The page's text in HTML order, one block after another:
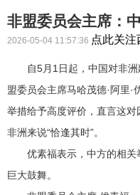
非盟委员会主席：
2026-05-04 11:57:36 点此关
自5月1日起，中国对非洲
盟委员会主席马哈茂德·阿里
举措给予高度评价，直言这
非洲来说“恰逢其时”。
优素福表示，中方的相关
巨大鼓舞。